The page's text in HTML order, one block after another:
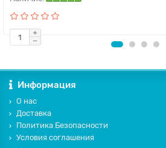
Информация
О нас
Доставка
Политика Безопасности
Условия соглашения